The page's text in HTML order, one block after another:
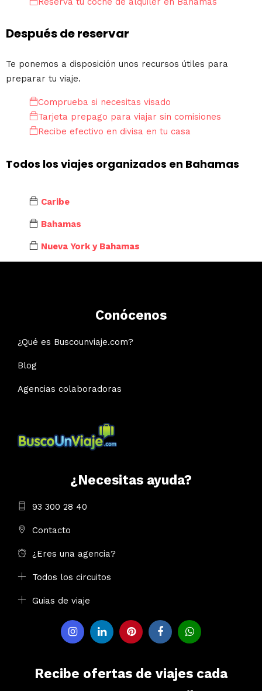
Después de reservar
Te ponemos a disposición unos recursos útiles para
preparar tu viaje.
Comprueba si necesitas visado
Tarjeta prepago para viajar sin comisiones
Recibe efectivo en divisa en tu casa
Todos los viajes organizados en Bahamas
Caribe
Bahamas
Nueva York y Bahamas
Conócenos
¿Qué es Buscounviaje.com?
Blog
Agencias colaboradoras
¿Necesitas ayuda?
93 300 28 40
Contacto
¿Eres una agencia?
Todos los circuitos
Guias de viaje
Recibe ofertas de viajes cada